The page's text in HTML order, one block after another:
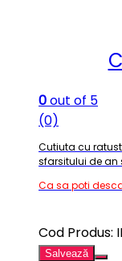
0out of 5
(0)
Cutiuta cu
sfarsitului de an
Ca sa poti
Cod Produs:
Salvează